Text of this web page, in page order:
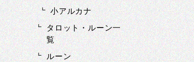
小アルカナ
タロット・ルーン一
覧
ルーン